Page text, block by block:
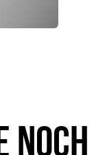
noch